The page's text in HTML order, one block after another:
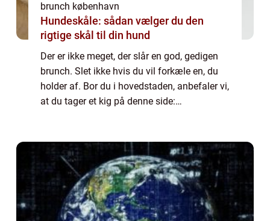
brunch københavn
Hundeskåle: sådan vælger du den
rigtige skål til din hund
Der er ikke meget, der slår en god, gedigen
brunch. Slet ikke hvis du vil forkæle en, du
holder af. Bor du i hovedstaden, anbefaler vi,
at du tager et kig på denne side: